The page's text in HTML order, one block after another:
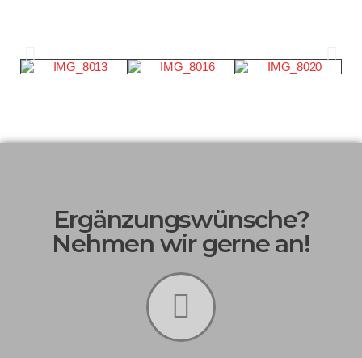
Ergänzungswünsche?
Nehmen wir gerne an!